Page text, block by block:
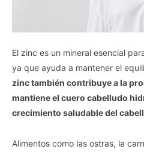
El zinc es un mineral esencial
ya que ayuda a mantener el
zinc también contribuye a la
mantiene el cuero cabelludo
crecimiento saludable del
Alimentos como las ostras, la